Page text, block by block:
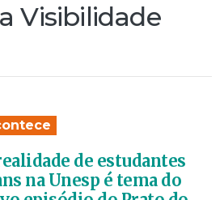
Visibilidade
de estudantes
na Unesp é tema do